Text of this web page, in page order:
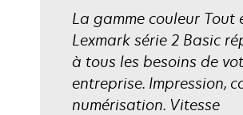
La gamme couleur Tout
Lexmark série 2 Basic
à tous les besoins de
entreprise. Impression,
numérisation. Vitesse